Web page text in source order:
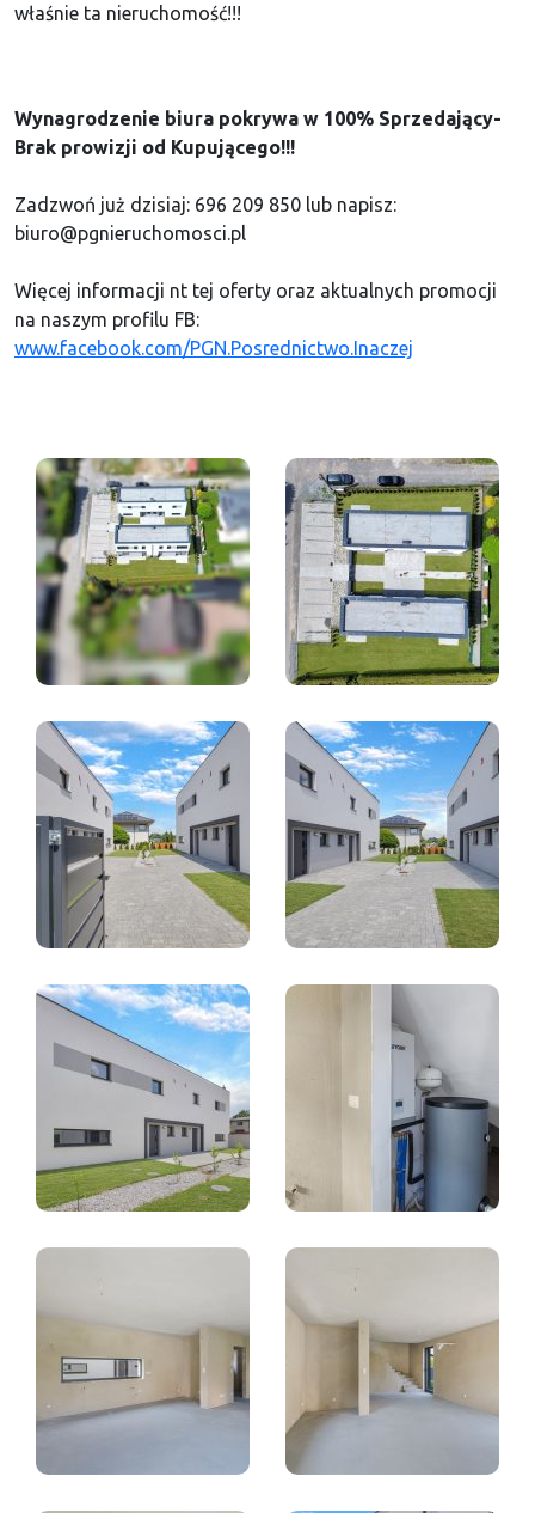
właśnie ta nieruchomość!!!
Wynagrodzenie biura pokrywa w 100% Sprzedający-
Brak prowizji od Kupującego!!!
Zadzwoń już dzisiaj: 696 209 850 lub napisz:
biuro@pgnieruchomosci.pl
Więcej informacji nt tej oferty oraz aktualnych promocji
na naszym profilu FB:
www.facebook.com/PGN.Posrednictwo.Inaczej